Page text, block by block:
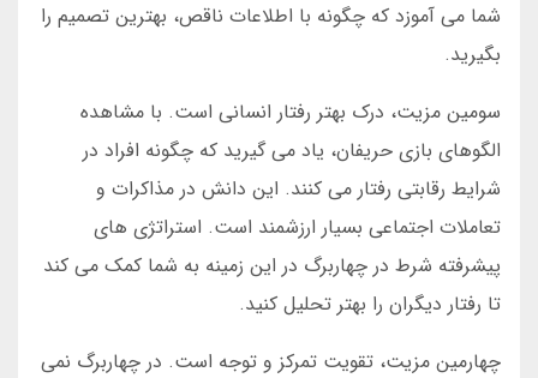
شما می آموزد که چگونه با اطلاعات ناقص، بهترین تصمیم را
بگیرید.
سومین مزیت، درک بهتر رفتار انسانی است. با مشاهده
الگوهای بازی حریفان، یاد می گیرید که چگونه افراد در
شرایط رقابتی رفتار می کنند. این دانش در مذاکرات و
تعاملات اجتماعی بسیار ارزشمند است. استراتژی های
پیشرفته شرط در چهاربرگ در این زمینه به شما کمک می کند
تا رفتار دیگران را بهتر تحلیل کنید.
چهارمین مزیت، تقویت تمرکز و توجه است. در چهاربرگ نمی